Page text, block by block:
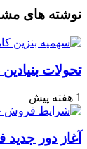
آپ
گذاری
ایمیل
نوشته های
تحولات
1 هفته پیش
آغاز دور